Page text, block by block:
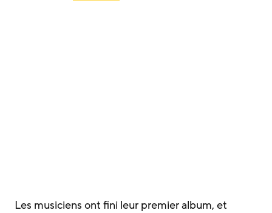
Les musiciens ont fini leur premier album, et